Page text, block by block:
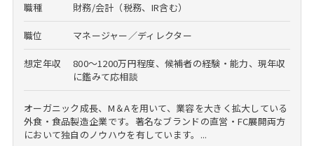
職種 財務/会計（税務、IR含む）
職位 マネージャー／ディレクター
想定年収
800～1200万円程度、候補者の経験・能力、現年収
に鑑みて応相談
オーガニック成長、M＆Aを用いて、業容を大きく拡大している
外食・食品製造企業です。著名なブランドの直営・FC展開両方
において独自のノウハウを有しています。...